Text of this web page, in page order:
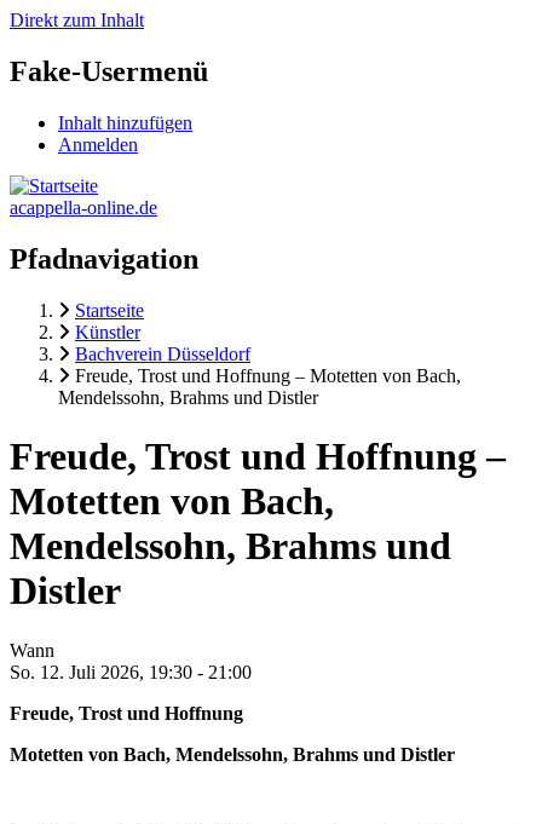
Direkt zum Inhalt
Fake-Usermenü
Inhalt hinzufügen
Anmelden
acappella-online.de
Pfadnavigation
Startseite
Künstler
Bachverein Düsseldorf
Freude, Trost und Hoffnung – Motetten von Bach,
Mendelssohn, Brahms und Distler
Freude, Trost und Hoffnung –
Motetten von Bach,
Mendelssohn, Brahms und
Distler
Wann
So. 12. Juli 2026, 19:30 - 21:00
Freude, Trost und Hoffnung
Motetten von Bach, Mendelssohn, Brahms und Distler